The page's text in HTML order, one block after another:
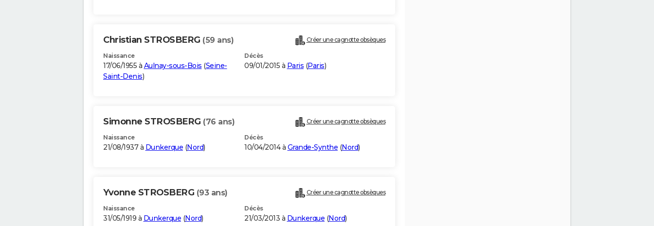
Christian STROSBERG (59 ans) Créer une cagnotte obsèques
Naissance
17/06/1955 à Aulnay-sous-Bois (Seine-
Saint-Denis)
Décès
09/01/2015 à Paris (Paris)
Simonne STROSBERG (76 ans) Créer une cagnotte obsèques
Naissance
21/08/1937 à Dunkerque (Nord)
Décès
10/04/2014 à Grande-Synthe (Nord)
Yvonne STROSBERG (93 ans) Créer une cagnotte obsèques
Naissance
31/05/1919 à Dunkerque (Nord)
Décès
21/03/2013 à Dunkerque (Nord)